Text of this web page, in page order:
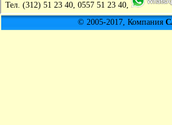
Тел. (312) 51 23 40, 0557 51 23 40,
© 2005-2017, Компания